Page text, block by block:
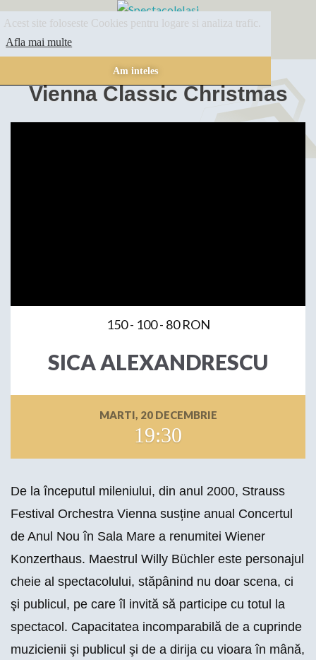
Acest site foloseste Cookies pentru logare si analiza trafic.
Afla mai multe
Am inteles
SPECTACOLE
Vienna Classic Christmas
150 - 100 - 80 RON
SICA ALEXANDRESCU
MARTI, 20 DECEMBRIE
19:30
De la începutul mileniului, din anul 2000, Strauss
Festival Orchestra Vienna susține anual Concertul
de Anul Nou în Sala Mare a renumitei Wiener
Konzerthaus. Maestrul Willy Büchler este personajul
cheie al spectacolului, stăpânind nu doar scena, ci
şi publicul, pe care îl invită să participe cu totul la
spectacol. Capacitatea incomparabilă de a cuprinde
muzicienii şi publicul şi de a dirija cu vioara în mână,